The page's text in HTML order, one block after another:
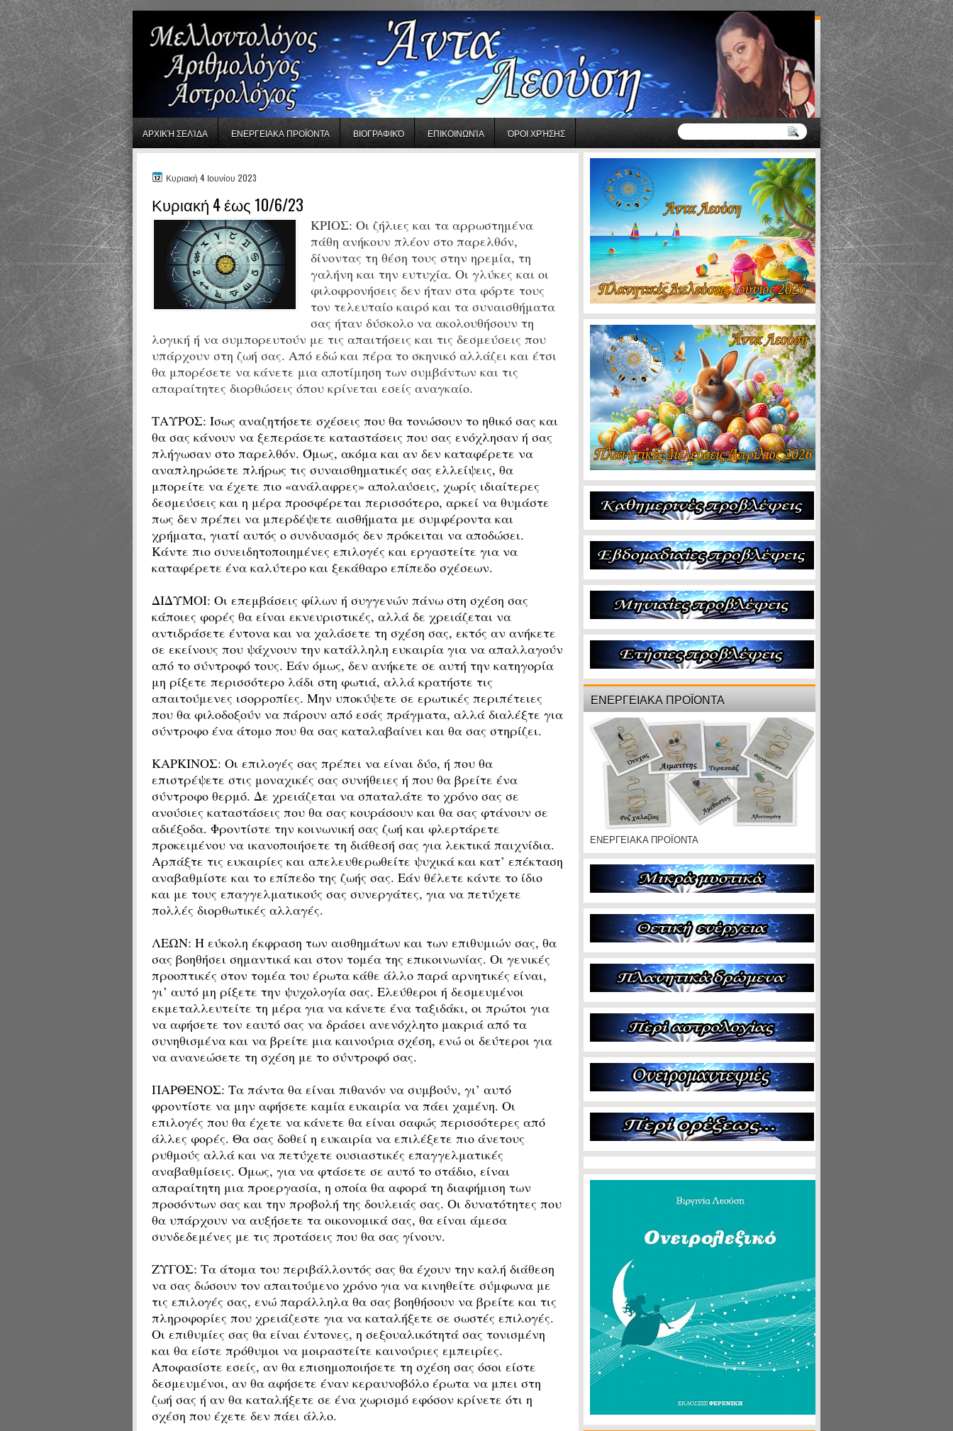
ΑΡΧΙΚΉ ΣΕΛΊΔΑ ΕΝΕΡΓΕΙΑΚΑ ΠΡΟΪΟΝΤΑ ΒΙΟΓΡΑΦΙΚΌ ΕΠΙΚΟΙΝΩΝΊΑ ΌΡΟΙ ΧΡΉΣΗΣ
Κυριακή 4 Ιουνίου 2023
Κυριακή 4 έως 10/6/23
ΚΡΙΟΣ: Οι ζήλιες και τα αρρωστημένα
πάθη ανήκουν πλέον στο παρελθόν,
δίνοντας τη θέση τους στην ηρεμία, τη
γαλήνη και την ευτυχία. Οι γλύκες και οι
φιλοφρονήσεις δεν ήταν στα φόρτε τους
τον τελευταίο καιρό και τα συναισθήματα
σας ήταν δύσκολο να ακολουθήσουν τη
λογική ή να συμπορευτούν με τις απαιτήσεις και τις δεσμεύσεις που
υπάρχουν στη ζωή σας. Από εδώ και πέρα το σκηνικό αλλάζει και έτσι
θα μπορέσετε να κάνετε μια αποτίμηση των συμβάντων και τις
απαραίτητες διορθώσεις όπου κρίνεται εσείς αναγκαίο.
ΤΑΥΡΟΣ: Ίσως αναζητήσετε σχέσεις που θα τονώσουν το ηθικό σας και
θα σας κάνουν να ξεπεράσετε καταστάσεις που σας ενόχλησαν ή σας
πλήγωσαν στο παρελθόν. Όμως, ακόμα και αν δεν καταφέρετε να
αναπληρώσετε πλήρως τις συναισθηματικές σας ελλείψεις, θα
μπορείτε να έχετε πιο «ανάλαφρες» απολαύσεις, χωρίς ιδιαίτερες
δεσμεύσεις και η μέρα προσφέρεται περισσότερο, αρκεί να θυμάστε
πως δεν πρέπει να μπερδέψετε αισθήματα με συμφέροντα και
χρήματα, γιατί αυτός ο συνδυασμός δεν πρόκειται να αποδώσει.
Κάντε πιο συνειδητοποιημένες επιλογές και εργαστείτε για να
καταφέρετε ένα καλύτερο και ξεκάθαρο επίπεδο σχέσεων.
ΔΙΔΥΜΟΙ: Οι επεμβάσεις φίλων ή συγγενών πάνω στη σχέση σας
κάποιες φορές θα είναι εκνευριστικές, αλλά δε χρειάζεται να
αντιδράσετε έντονα και να χαλάσετε τη σχέση σας, εκτός αν ανήκετε
σε εκείνους που ψάχνουν την κατάλληλη ευκαιρία για να απαλλαγούν
από το σύντροφό τους. Εάν όμως, δεν ανήκετε σε αυτή την κατηγορία
μη ρίξετε περισσότερο λάδι στη φωτιά, αλλά κρατήστε τις
απαιτούμενες ισορροπίες. Μην υποκύψετε σε ερωτικές περιπέτειες
που θα φιλοδοξούν να πάρουν από εσάς πράγματα, αλλά διαλέξτε για
σύντροφο ένα άτομο που θα σας καταλαβαίνει και θα σας στηρίζει.
ΚΑΡΚΙΝΟΣ: Οι επιλογές σας πρέπει να είναι δύο, ή που θα
επιστρέψετε στις μοναχικές σας συνήθειες ή που θα βρείτε ένα
σύντροφο θερμό. Δε χρειάζεται να σπαταλάτε το χρόνο σας σε
ανούσιες καταστάσεις που θα σας κουράσουν και θα σας φτάνουν σε
αδιέξοδα. Φροντίστε την κοινωνική σας ζωή και φλερτάρετε
προκειμένου να ικανοποιήσετε τη διάθεσή σας για λεκτικά παιχνίδια.
Αρπάξτε τις ευκαιρίες και απελευθερωθείτε ψυχικά και κατ’ επέκταση
αναβαθμίστε και το επίπεδο της ζωής σας. Εάν θέλετε κάντε το ίδιο
και με τους επαγγελματικούς σας συνεργάτες, για να πετύχετε
πολλές διορθωτικές αλλαγές.
ΛΕΩΝ: Η εύκολη έκφραση των αισθημάτων και των επιθυμιών σας, θα
σας βοηθήσει σημαντικά και στον τομέα της επικοινωνίας. Οι γενικές
προοπτικές στον τομέα του έρωτα κάθε άλλο παρά αρνητικές είναι,
γι’ αυτό μη ρίξετε την ψυχολογία σας. Ελεύθεροι ή δεσμευμένοι
εκμεταλλευτείτε τη μέρα για να κάνετε ένα ταξιδάκι, οι πρώτοι για
να αφήσετε τον εαυτό σας να δράσει ανενόχλητο μακριά από τα
συνηθισμένα και να βρείτε μια καινούρια σχέση, ενώ οι δεύτεροι για
να ανανεώσετε τη σχέση με το σύντροφό σας.
ΠΑΡΘΕΝΟΣ: Τα πάντα θα είναι πιθανόν να συμβούν, γι’ αυτό
φροντίστε να μην αφήσετε καμία ευκαιρία να πάει χαμένη. Οι
επιλογές που θα έχετε να κάνετε θα είναι σαφώς περισσότερες από
άλλες φορές. Θα σας δοθεί η ευκαιρία να επιλέξετε πιο άνετους
ρυθμούς αλλά και να πετύχετε ουσιαστικές επαγγελματικές
αναβαθμίσεις. Όμως, για να φτάσετε σε αυτό το στάδιο, είναι
απαραίτητη μια προεργασία, η οποία θα αφορά τη διαφήμιση των
προσόντων σας και την προβολή της δουλειάς σας. Οι δυνατότητες που
θα υπάρχουν να αυξήσετε τα οικονομικά σας, θα είναι άμεσα
συνδεδεμένες με τις προτάσεις που θα σας γίνουν.
ΖΥΓΟΣ: Τα άτομα του περιβάλλοντός σας θα έχουν την καλή διάθεση
να σας δώσουν τον απαιτούμενο χρόνο για να κινηθείτε σύμφωνα με
τις επιλογές σας, ενώ παράλληλα θα σας βοηθήσουν να βρείτε και τις
πληροφορίες που χρειάζεστε για να καταλήξετε σε σωστές επιλογές.
Οι επιθυμίες σας θα είναι έντονες, η σεξουαλικότητά σας τονισμένη
και θα είστε πρόθυμοι να μοιραστείτε καινούριες εμπειρίες.
Αποφασίστε εσείς, αν θα επισημοποιήσετε τη σχέση σας όσοι είστε
δεσμευμένοι, αν θα αφήσετε έναν κεραυνοβόλο έρωτα να μπει στη
ζωή σας ή αν θα καταλήξετε σε ένα χωρισμό εφόσον κρίνετε ότι η
σχέση που έχετε δεν πάει άλλο.
ΕΝΕΡΓΕΙΑΚΑ ΠΡΟΪΟΝΤΑ
ΕΝΕΡΓΕΙΑΚΑ ΠΡΟΪΟΝΤΑ